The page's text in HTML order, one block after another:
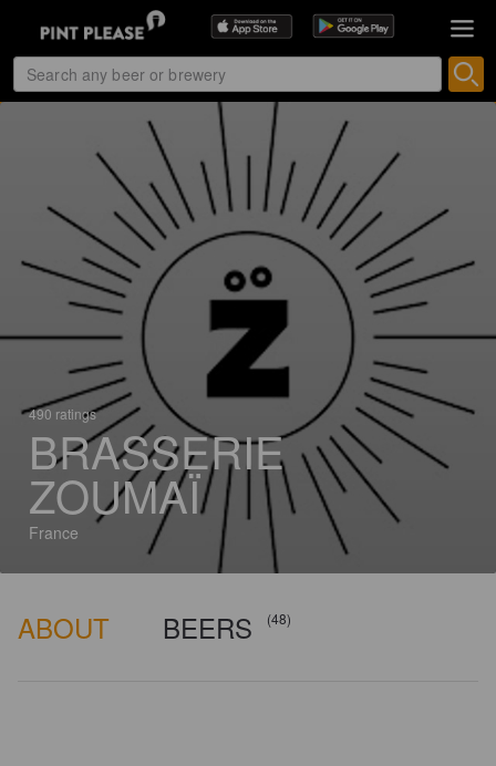
490 ratings
BRASSERIE
ZOUMAÏ
France
ABOUT BEERS (48)